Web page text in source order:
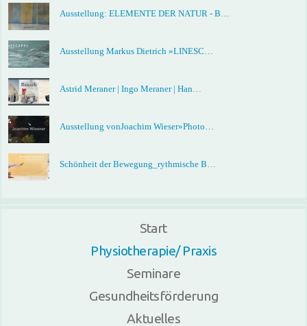
Ausstellung: ELEMENTE DER NATUR - B…
Ausstellung Markus Dietrich »LINESC…
Astrid Meraner | Ingo Meraner | Han…
Ausstellung vonJoachim Wieser»Photo…
Schönheit der Bewegung_rythmische B…
Start
Physiotherapie/ Praxis
Seminare
Gesundheitsförderung
Aktuelles